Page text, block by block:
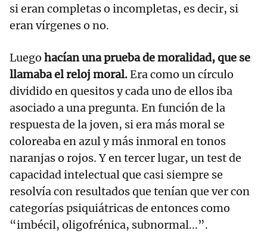
si eran completas o incompletas, es decir, si
eran vírgenes o no.
Luego hacían una prueba de moralidad, que se
llamaba el reloj moral.Era como un círculo
dividido en quesitos y cada uno de ellos iba
asociado a una pregunta. En función de la
respuesta de la joven, si era más moral se
coloreaba en azul y más inmoral en tonos
naranjas o rojos. Y en tercer lugar, un test de
capacidad intelectual que casi siempre se
resolvía con resultados que tenían que ver con
categorías psiquiátricas de entonces como
“imbécil, oligofrénica, subnormal...”.